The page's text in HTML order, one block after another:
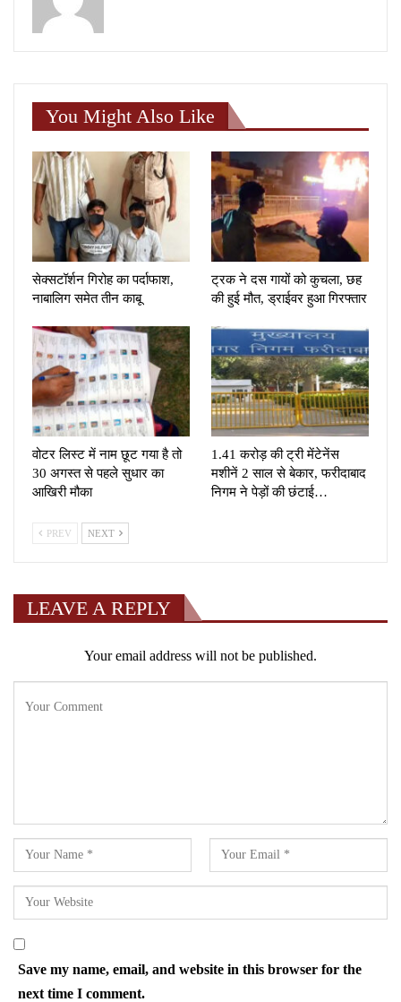
You Might Also Like
सेक्सटॉर्शन गिरोह का पर्दाफाश,
नाबालिग समेत तीन काबू
ट्रक ने दस गायों को कुचला, छह
की हुई मौत, ड्राईवर हुआ गिरफ्तार
वोटर लिस्ट में नाम छूट गया है तो
30 अगस्त से पहले सुधार का
आखिरी मौका
1.41 करोड़ की ट्री मेंटेनेंस
मशीनें 2 साल से बेकार, फरीदाबाद
निगम ने पेड़ों की छंटाई…
PREV NEXT
LEAVE A REPLY
Your email address will not be published.
Save my name, email, and website in this browser for the
next time I comment.